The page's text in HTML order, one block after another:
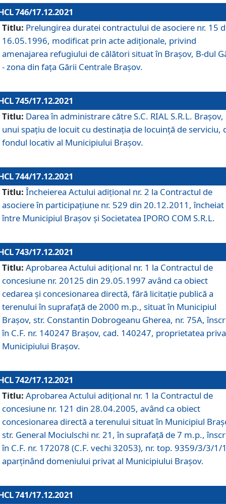
746/17.12.2021
Titlu: Prelungirea duratei contractului de asociere nr. 15
16.05.1996, modificat prin acte adiționale, privind
amenajarea refugiului de călători situat în Brașov, B-dul
- zona din faţa Gării Centrale Brașov.
745/17.12.2021
Titlu: Darea în administrare către S.C. RIAL S.R.L. Brașov,
unui spațiu de locuit cu destinația de locuință de serviciu,
fondul locativ al Municipiului Brașov.
744/17.12.2021
Titlu: Încheierea Actului adițional nr. 2 la Contractul de
asociere în participațiune nr. 529 din 20.12.2011, încheiat
între Municipiul Brașov și Societatea IPORO COM S.R.L.
743/17.12.2021
Titlu: Aprobarea Actului adiţional nr. 1 la Contractul de
concesiune nr. 20125 din 29.05.1997 având ca obiect
cedarea și concesionarea directă, fără licitație publică a
terenului în suprafață de 2000 m.p., situat în Municipiul
Brașov, str. Constantin Dobrogeanu Gherea, nr. 75A,
în C.F. nr. 140247 Brașov, cad. 140247, proprietatea
Municipiului Brașov.
742/17.12.2021
Titlu: Aprobarea Actului adiţional nr. 1 la Contractul de
concesiune nr. 121 din 28.04.2005, având ca obiect
concesionarea directă a terenului situat în Municipiul
str. General Mociulschi nr. 21, în suprafață de 7 m.p.,
în C.F. nr. 172078 (C.F. vechi 32053), nr. top. 9359/3/3/1/
aparținând domeniului privat al Municipiului Brașov.
741/17.12.2021